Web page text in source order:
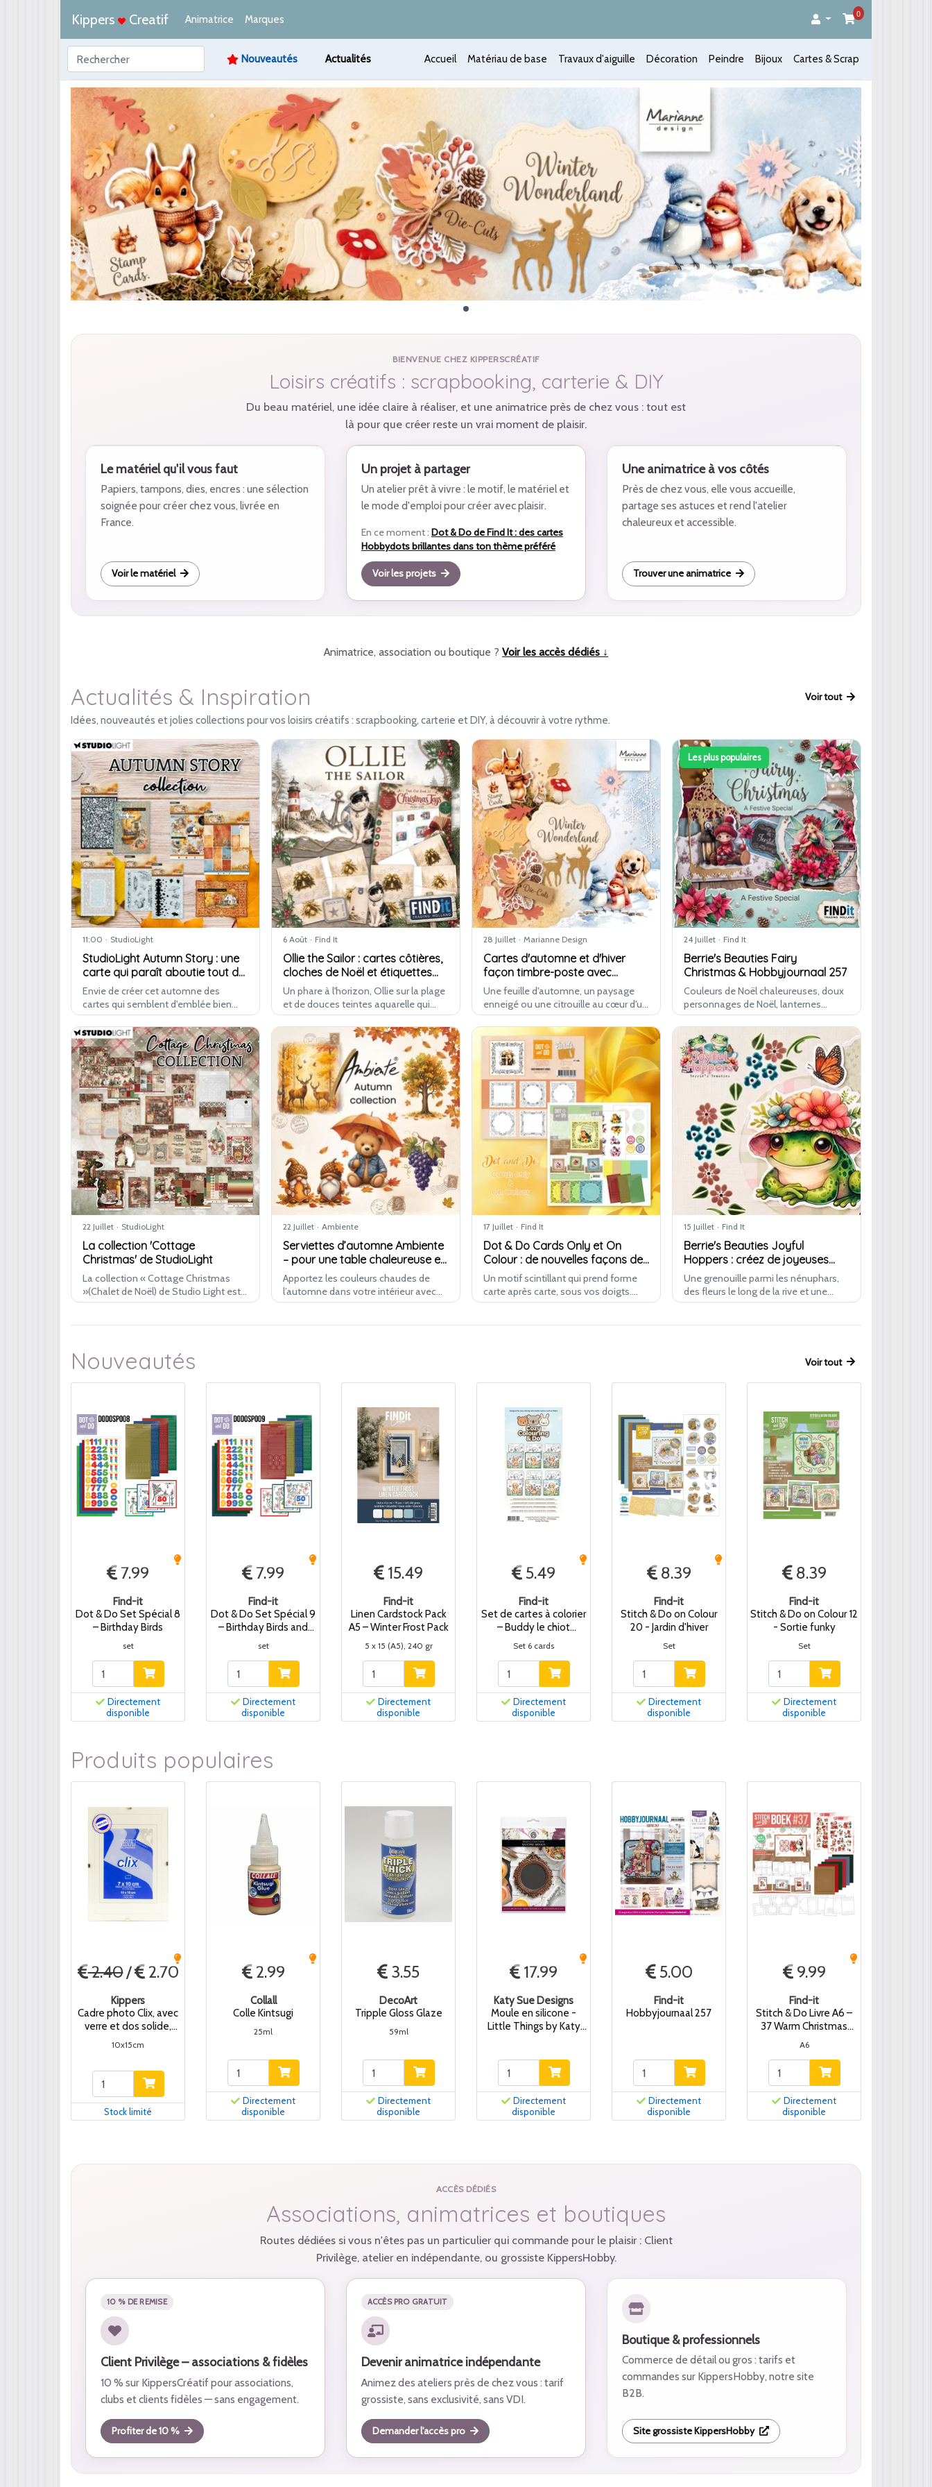
Kippers Creatif Animatrice Marques 0
Nouveautés Actualités Accueil Matériau de base Travaux d'aiguille Décoration Peindre Bijoux Cartes & Scrap
BIENVENUE CHEZ KIPPERSCRÉATIF
Loisirs créatifs : scrapbooking, carterie & DIY
Du beau matériel, une idée claire à réaliser, et une animatrice près de chez vous : tout est
là pour que créer reste un vrai moment de plaisir.
Le matériel qu'il vous faut
Papiers, tampons, dies, encres : une sélection
soignée pour créer chez vous, livrée en
France.
Voir le matériel
Un projet à partager
Un atelier prêt à vivre : le motif, le matériel et
le mode d'emploi pour créer avec plaisir.
En ce moment : Dot & Do de Find It : des cartes
Hobbydots brillantes dans ton thème préféré
Voir les projets
Une animatrice à vos côtés
Près de chez vous, elle vous accueille,
partage ses astuces et rend l'atelier
chaleureux et accessible.
Trouver une animatrice
Animatrice, association ou boutique ? Voir les accès dédiés ↓
Actualités & Inspiration
Voir tout
Idées, nouveautés et jolies collections pour vos loisirs créatifs : scrapbooking, carterie et DIY, à découvrir à votre rythme.
11:00 · StudioLight
StudioLight Autumn Story : une
carte qui paraît aboutie tout de
suite
Envie de créer cet automne des
cartes qui semblent d'emblée bien
assorties ? C'est exactement ce que
vous offre Autumn Story. Le cadre A6
Autumn Frame et le papier die-cut
sont …
6 Août · Find It
Ollie the Sailor : cartes côtières,
cloches de Noël et étiquettes
cadeaux
Un phare à l'horizon, Ollie sur la plage
et de douces teintes aquarelle qui
sentent la mer. En même temps, de
joyeuses cloches de Noël et tout un
livre de tags de Noël sont prêt…
28 Juillet · Marianne Design
Cartes d'automne et d'hiver
façon timbre-poste avec
Marianne Design
Une feuille d'automne, un paysage
enneigé ou une citrouille au cœur d'un
petit timbre : les nouveaux motifs de
Marianne Design apportent le charme
classique du timbre-poste à vo…
Les plus populaires
24 Juillet · Find It
Berrie's Beauties Fairy
Christmas & Hobbyjournaal 257
Couleurs de Noël chaleureuses, doux
personnages de Noël, lanternes
atmosphériques et magnifiques
poinsettias : Fairy Christmas est
chaleureux, festif et prêt pour Noël.
Avec le…
22 Juillet · StudioLight
La collection 'Cottage
Christmas' de StudioLight
La collection « Cottage Christmas
»(Chalet de Noël) de Studio Light est
une collection de loisirs créatifs
22 Juillet · Ambiente
Serviettes d’automne Ambiente
– pour une table chaleureuse et
le découpage
Apportez les couleurs chaudes de
l’automne dans votre intérieur avec
les nouvelles serviettes d’automne
17 Juillet · Find It
Dot & Do Cards Only et On
Colour : de nouvelles façons de
poser des points
Un motif scintillant qui prend forme
carte après carte, sous vos doigts.
Hobbydots reste l'une des techniques
15 Juillet · Find It
Berrie's Beauties Joyful
Hoppers : créez de joyeuses
scènes de grenouilles au bord
de l'étang
Une grenouille parmi les nénuphars,
des fleurs le long de la rive et une
tasse de thé posée au milieu de
Nouveautés Voir tout
7.99
Find-it
Dot & Do Set Spécial 8
– Birthday Birds
set
Directement
disponible
7.99
Find-it
Dot & Do Set Spécial 9
– Birthday Birds and
Flowers
set
Directement
disponible
15.49
Find-it
Linen Cardstock Pack
A5 – Winter Frost Pack
5 x 15 (A5), 240 gr
Directement
disponible
5.49
Find-it
Set de cartes à colorier
– Buddy le chiot
aventures dehors
Set 6 cards
Directement
disponible
8.39
Find-it
Stitch & Do on Colour
20 - Jardin d'hiver
Set
Directement
disponible
8.39
Find-it
Stitch & Do on Colour 12
- Sortie funky
Set
Directement
disponible
Produits populaires
2.40/ 2.70
Kippers
Cadre photo Clix, avec
verre et dos solide,
ensemble (5)
10x15cm
Stock limité
2.99
Collall
Colle Kintsugi
25ml
Directement
disponible
3.55
DecoArt
Tripple Gloss Glaze
59ml
Directement
disponible
17.99
Katy Sue Designs
Moule en silicone -
Little Things by Katy
Directement
disponible
5.00
Find-it
Hobbyjournaal 257
Directement
disponible
9.99
Find-it
Stitch & Do Livre A6 –
37 Warm Christmas
Paws
A6
Directement
disponible
ACCÈS DÉDIÉS
Associations, animatrices et boutiques
Routes dédiées si vous n'êtes pas un particulier qui commande pour le plaisir : Client
Privilège, atelier en indépendante, ou grossiste KippersHobby.
10 % DE REMISE
Client Privilège – associations & fidèles
10 % sur KippersCréatif pour associations,
clubs et clients fidèles — sans engagement.
Profiter de 10 %
ACCÈS PRO GRATUIT
Devenir animatrice indépendante
Animez des ateliers près de chez vous : tarif
grossiste, sans exclusivité, sans VDI.
Demander l'accès pro
Boutique & professionnels
Commerce de détail ou gros : tarifs et
commandes sur KippersHobby, notre site
B2B.
Site grossiste KippersHobby